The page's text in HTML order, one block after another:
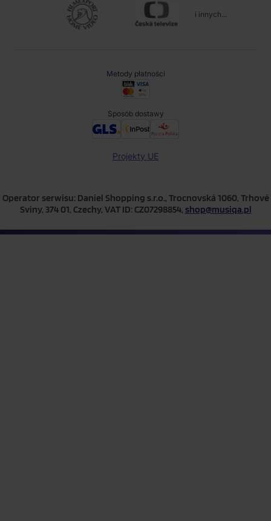
i innych...
Metody płatności
Sposób dostawy
Projekty UE
Operator serwisu: Daniel Shopping s.r.o., Trocnovská 1060, Trhové
Sviny, 374 01, Czechy, VAT ID: CZ07298854, shop@musiqa.pl